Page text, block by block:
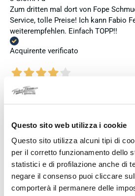
Questo sito web utilizza i cookie
Questo sito utilizza alcuni tipi di
per il corretto funzionamento dello
statistici e di profilazione anche di
negare il consenso puoi cliccare
comporterà il permanere delle
Zum dritten mal dort von Fope
Service, tolle Preise! Ich kann Fabio
weiterempfehlen. Einfach TOPP!!
Acquirente verificato
3 Giorni Fa
Ich bin insgesamt mit meinem Kauf
vollständig ausgefüllten und
Seiko-Garantieschein. Der Versand
Dennoch vergebe ich 4 statt 5
meinen Erwartungen an einen
entsprach. Die Uhr kam ohne die
Armband, die Originalverpackung